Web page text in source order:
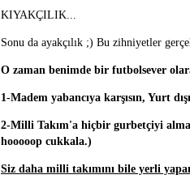
KIYAKÇILIK...
Sonu da ayakçılık ;) Bu zihniyetler
O zaman benimde bir futbolsever
1-Madem yabancıya karşısın, Yurt
2-Milli Takım'a hiçbir gurbetçiyi
hooooop cukkala.)
Siz daha milli takımını bile yerli